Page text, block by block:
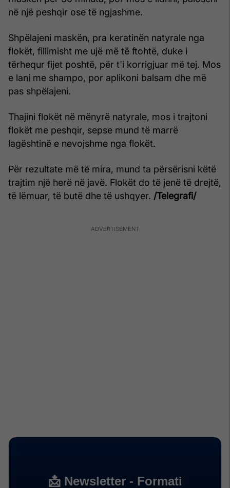
në një peshqir ose të ngjashme.
Shpëlajeni maskën, pra keratinën natyrale nga
flokët, fillimisht me ujë më të ftohtë, duke i
tërhequr fijet poshtë, për t'i korrigjuar më tej. Mos
e lani me shampo, por aplikoni balsam dhe më
pas shpëlajeni.
Thajini flokët në mënyrë natyrale, mos i trajtoni
flokët me peshqir, sepse mund të marrë
lagështinë e nevojshme nga flokët.
Për rezultate më të mira, mund ta përsërisni këtë
trajtim një herë në javë. Flokët do të jenë të drejtë,
të lëmuar, të butë dhe të ushqyer. /Telegrafi/